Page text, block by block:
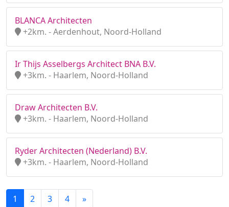
BLANCA Architecten
+2km. - Aerdenhout, Noord-Holland
Ir Thijs Asselbergs Architect BNA B.V.
+3km. - Haarlem, Noord-Holland
Draw Architecten B.V.
+3km. - Haarlem, Noord-Holland
Ryder Architecten (Nederland) B.V.
+3km. - Haarlem, Noord-Holland
1 2 3 4 »